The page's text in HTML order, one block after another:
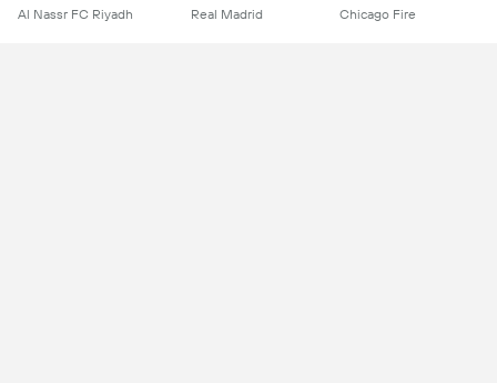
Al Nassr FC Riyadh Real Madrid Chicago Fire